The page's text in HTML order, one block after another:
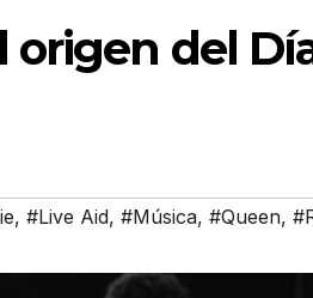
origen del
, #Live Aid, #Música, #Queen,